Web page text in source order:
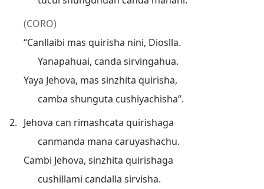
(CORO)
“Canllaibi mas quirisha nini, Dioslla.
Yanapahuai, canda sirvingahua.
Yaya Jehova, mas sinzhita quirisha,
camba shunguta cushiyachisha”.
2. Jehova can rimashcata quirishaga
canmanda mana caruyashachu.
Cambi Jehova, sinzhita quirishaga
cushillami candalla sirvisha.